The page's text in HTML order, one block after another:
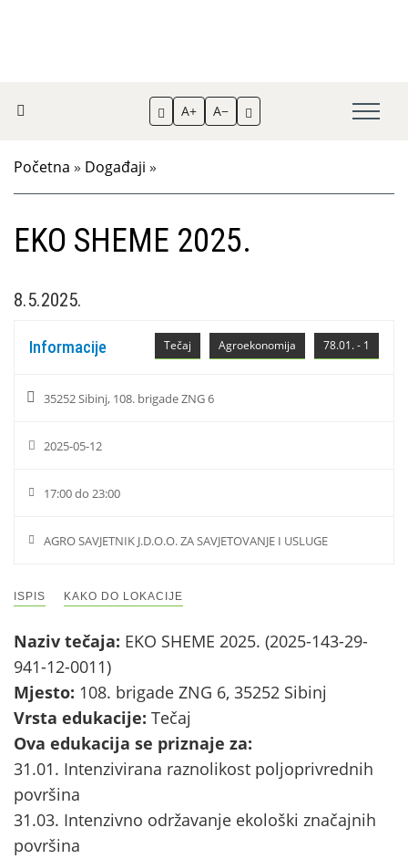
A+ A−
Početna » Događaji »
EKO SHEME 2025.
8.5.2025.
78.01. - 1
Agroekonomija
Tečaj
Informacije
35252 Sibinj, 108. brigade ZNG 6
2025-05-12
17:00 do 23:00
AGRO SAVJETNIK J.D.O.O. ZA SAVJETOVANJE I USLUGE
ISPIS KAKO DO LOKACIJE
Naziv tečaja: EKO SHEME 2025. (2025-143-29-
941-12-0011)
Mjesto: 108. brigade ZNG 6, 35252 Sibinj
Vrsta edukacije: Tečaj
Ova edukacija se priznaje za:
31.01. Intenzivirana raznolikost poljoprivrednih
površina
31.03. Intenzivno održavanje ekološki značajnih
površina